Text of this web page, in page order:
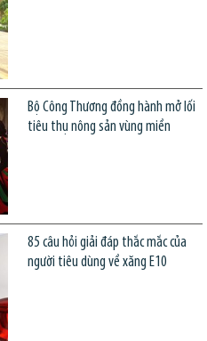
Bộ Công Thương đồng hành mở lối
tiêu thụ nông sản vùng miền
85 câu hỏi giải đáp thắc mắc của
người tiêu dùng về xăng E10